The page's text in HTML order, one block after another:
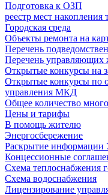
Подготовка к ОЗП
реестр мест накопления
Городская среда
Объекты ремонта на
Перечень
Перечень
Открытые конкурсы на
Открытые конкурсы по
управления МКД
Общее количество
Цены и тарифы
В помощь жителю
Энергосбережение
Раскрытие
Концессионные
Схема теплоснабжения
Схема водоснабжения
Лицензирование